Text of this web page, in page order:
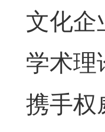
文化企
学术理
携手权